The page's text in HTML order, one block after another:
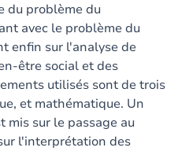
du problème du
avec le problème du
enfin sur l'analyse de
être social et des
utilisés sont de trois
et mathématique. Un
sur le passage au
l'interprétation des